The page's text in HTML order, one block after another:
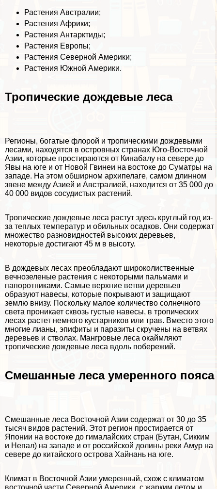
Растения Австралии;
Растения Африки;
Растения Антарктиды;
Растения Европы;
Растения Северной Америки;
Растения Южной Америки.
Тропические дождевые леса
Регионы, богатые флорой и тропическими дождевыми
лесами, находятся в островных странах Юго-Восточной
Азии, которые простираются от Кинабалу на севере до
Явы на юге и от Новой Гвинеи на востоке до Суматры на
западе. На этом обширном архипелаге, самом длинном
звене между Азией и Австралией, находится от 35 000 до
40 000 видов сосудистых растений.
Тропические дождевые леса растут здесь круглый год из-
за теплых температур и обильных осадков. Они содержат
множество разновидностей высоких деревьев,
некоторые достигают 45 м в высоту.
В дождевых лесах преобладают широколиственные
вечнозеленые растения с некоторыми пальмами и
папоротниками. Самые верхние ветви деревьев
образуют навесы, которые покрывают и защищают
землю внизу. Поскольку малое количество солнечного
света проникает сквозь густые навесы, в тропических
лесах растет немного кустарников или трав. Вместо этого
многие лианы, эпифиты и паразиты скручены на ветвях
деревьев и стволах. Мангровые леса окаймляют
тропические дождевые леса вдоль побережий.
Смешанные леса умеренного пояса
Смешанные леса Восточной Азии содержат от 30 до 35
тысяч видов растений. Этот регион простирается от
Японии на востоке до гималайских стран (Бутан, Сикким
и Непал) на западе и от российской долины реки Амур на
севере до китайского острова Хайнань на юге.
Климат в Восточной Азии умеренный, схож с климатом
восточной части Северной Америки, с жарким летом и